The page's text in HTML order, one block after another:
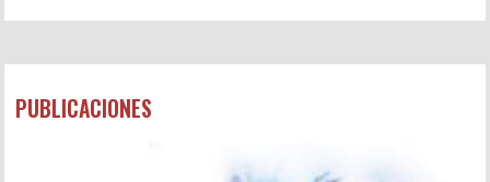
PUBLICACIONES